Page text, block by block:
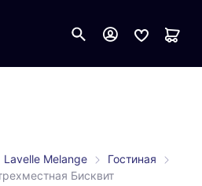
Lavelle Melange
Гостиная
Бисквит